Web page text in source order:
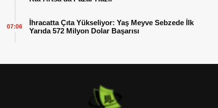
İhracatta Çıta Yükseliyor: Yaş Meyve Sebzede İlk
Yarıda 572 Milyon Dolar Başarısı
07:06